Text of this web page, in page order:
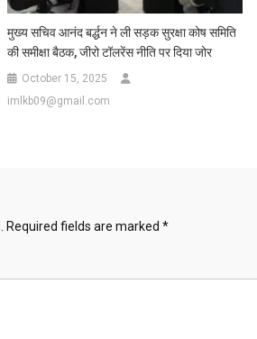
मुख्य सचिव आनंद बर्द्धन ने ली सड़क सुरक्षा कोष समिति
की समीक्षा बैठक, जीरो टॉलरेंस नीति पर दिया जोर
October 15, 2025
imlkb09@gmail.com
Required fields are marked *